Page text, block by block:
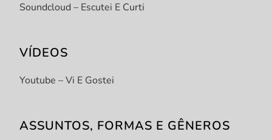
Soundcloud – Escutei E Curti
VÍDEOS
Youtube – Vi E Gostei
ASSUNTOS, FORMAS E GÊNEROS